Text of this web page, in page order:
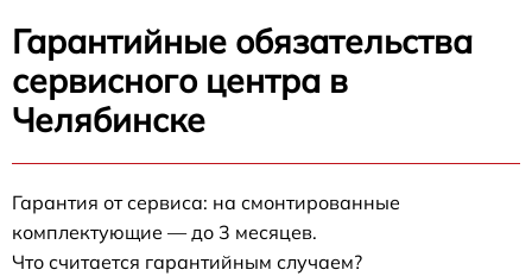
Гарантийные обязательства
сервисного центра в
Челябинске
Гарантия от сервиса: на смонтированные
комплектующие — до 3 месяцев.
Что считается гарантийным случаем?